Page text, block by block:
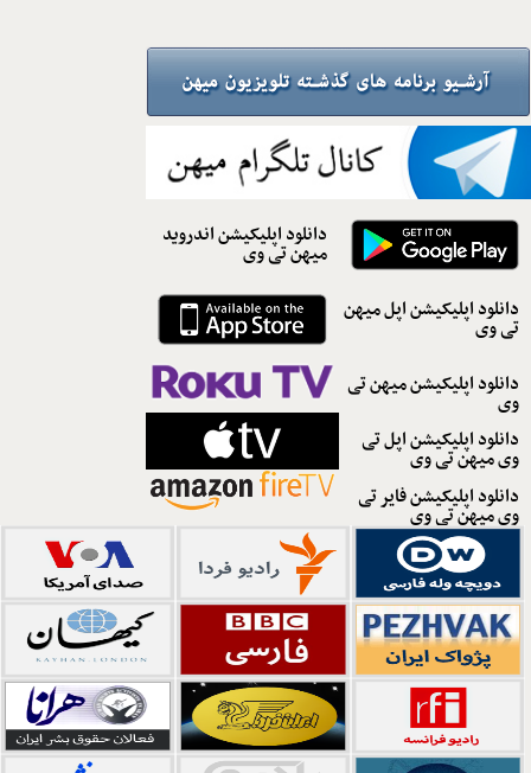
دانلود اپلیکیشن اندروید
میهن تی وی
دانلود اپلیکیشن اپل میهن
تی وی
دانلود اپلیکیشن میهن تی
وی
دانلود اپلیکیشن اپل تی
وی میهن تی وی
دانلود اپلیکیشن فایر تی
وی میهن تی وی